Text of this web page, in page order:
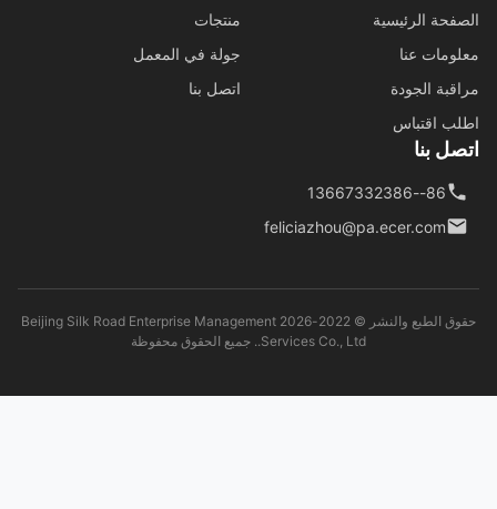
الرئيسية
منتجات
عنا
جولة في المعمل
الجودة
اتصل بنا
اقتباس
بنا
86--13667332386
feliciazhou@pa.ecer.com
حقوق الطبع والنشر © 2022-2026 Beijing Silk Road Enterprise Management
Services Co., Ltd.. جميع الحقوق محفوظة